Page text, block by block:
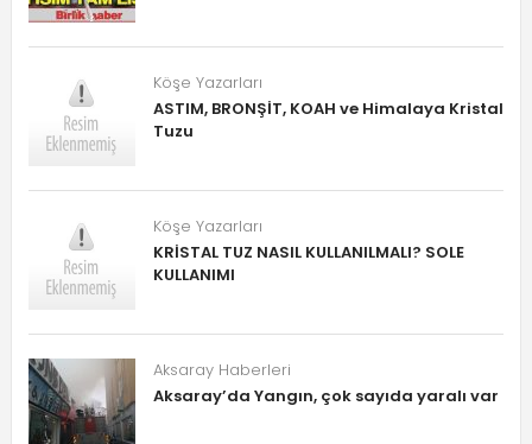
Köşe Yazarları
ASTIM, BRONŞİT, KOAH ve Himalaya Kristal
Tuzu
Köşe Yazarları
KRİSTAL TUZ NASIL KULLANILMALI? SOLE
KULLANIMI
Aksaray Haberleri
Aksaray’da Yangın, çok sayıda yaralı var